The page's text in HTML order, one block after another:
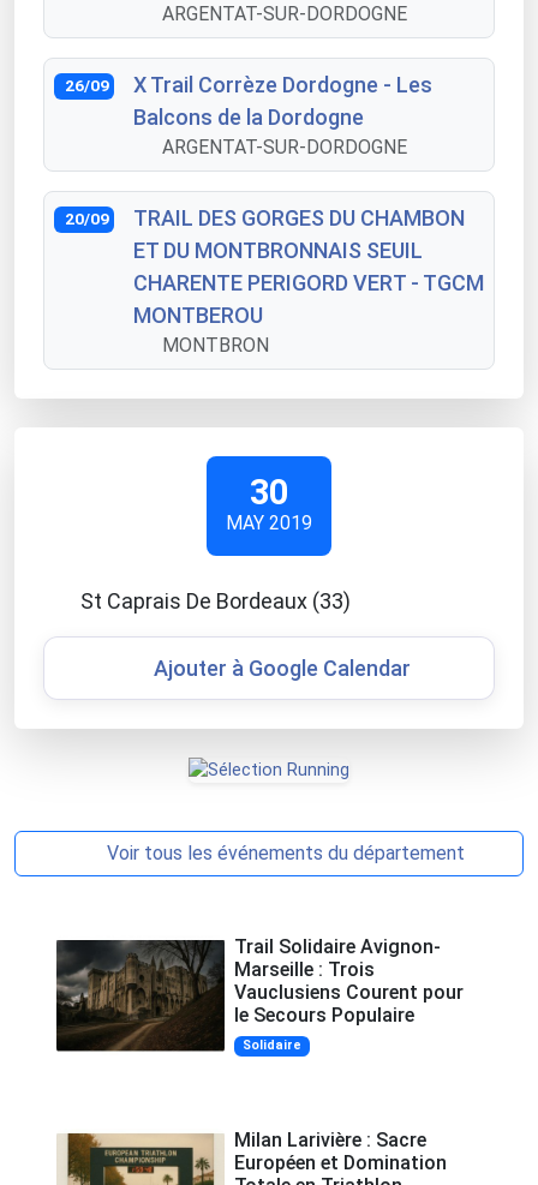
ARGENTAT-SUR-DORDOGNE
26/09
X Trail Corrèze Dordogne - Les
Balcons de la Dordogne
ARGENTAT-SUR-DORDOGNE
20/09
TRAIL DES GORGES DU CHAMBON
ET DU MONTBRONNAIS SEUIL
CHARENTE PERIGORD VERT - TGCM
MONTBEROU
MONTBRON
30
MAY 2019
St Caprais De Bordeaux (33)
Ajouter à Google Calendar
Voir tous les événements du département
Trail Solidaire Avignon-
Marseille : Trois
Vauclusiens Courent pour
le Secours Populaire
Solidaire
Milan Larivière : Sacre
Européen et Domination